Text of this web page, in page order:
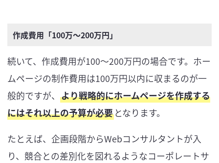
作成費用「100万〜200万円」
続いて、作成費用が100〜200万円の場合です。ホー
ムページの制作費用は100万円以内に収まるのが一
般的ですが、 より戦略的にホームページを作成する
にはそれ以上の予算が必要となります。
たとえば、企画段階からWebコンサルタントが入
り、競合との差別化を図れるようなコーポレートサ